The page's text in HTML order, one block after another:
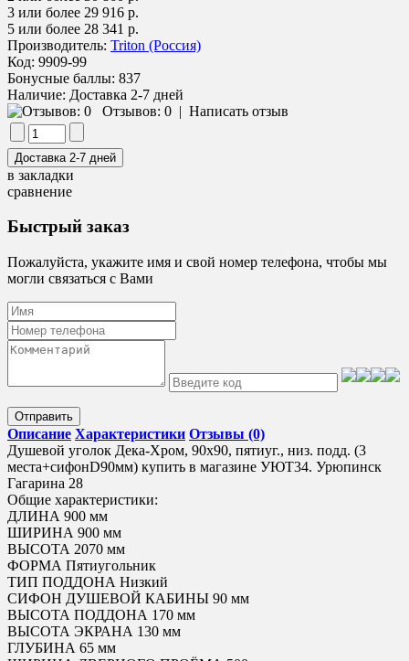
3 или более 29 916 р.
5 или более 28 341 р.
Производитель: Triton (Россия)
Код: 9909-99
Бонусные баллы: 837
Наличие: Доставка 2-7 дней
Отзывов: 0 | Написать отзыв
в закладки
сравнение
Быстрый заказ
Пожалуйста, укажите имя и свой номер телефона, чтобы мы
могли связаться с Вами
Отправить
Описание Характеристики Отзывы (0)
Душевой уголок Дека-Хром, 90х90, пятиуг., низ. подд. (3
места+сифонD90мм) купить в магазине УЮТ34. Урюпинск
Гагарина 28
Общие характеристики:
ДЛИНА 900 мм
ШИРИНА 900 мм
ВЫСОТА 2070 мм
ФОРМА Пятиугольник
ТИП ПОДДОНА Низкий
СИФОН ДУШЕВОЙ КАБИНЫ 90 мм
ВЫСОТА ПОДДОНА 170 мм
ВЫСОТА ЭКРАНА 130 мм
ГЛУБИНА 65 мм